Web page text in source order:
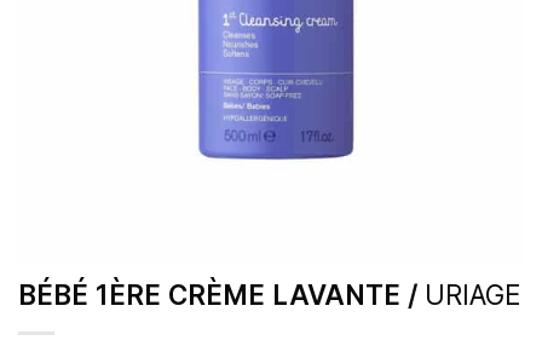
BÉBÉ 1ÈRE CRÈME LAVANTE / URIAGE